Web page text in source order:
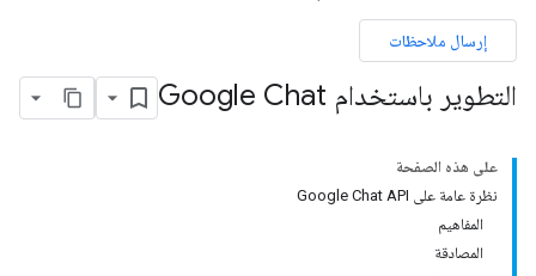
إرسال ملاحظات
التطوير باستخدام Google Chat
على هذه الصفحة
نظرة عامة على Google Chat API
المفاهيم
المصادقة